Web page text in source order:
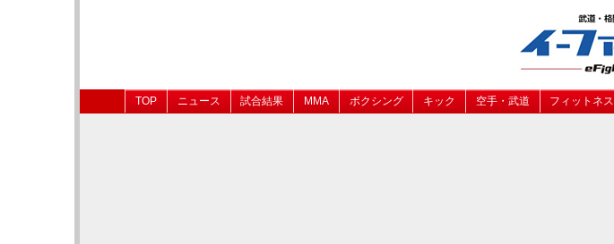
TOP ニュース 試合結果 MMA ボクシング キック 空手・武道 フィットネス